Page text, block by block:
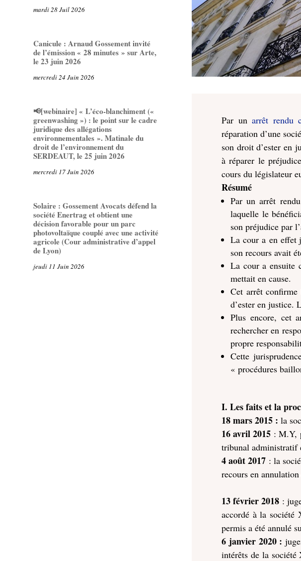
mardi 28 Juil 2026
Canicule : Arnaud Gossement invité
de l’émission « 28 minutes » sur Arte,
le 23 juin 2026
mercredi 24 Juin 2026
📢[webinaire] « L’éco-blanchiment («
greenwashing ») : le point sur le cadre
juridique des allégations
environnementales ». Matinale du
droit de l’environnement du
SERDEAUT, le 25 juin 2026
mercredi 17 Juin 2026
Solaire : Gossement Avocats défend la
société Enertrag et obtient une
décision favorable pour un parc
photovoltaïque couplé avec une activité
agricole (Cour administrative d’appel
de Lyon)
jeudi 11 Juin 2026
Par unarrêt rendu
réparation d’une
son droit d’ester en
à réparer le
cours du législateur
Résumé
Par un arrêt
laquelle le
son préjudice par
La cour a en effet
son recours avait
La cour a ensuite
mettait en cause.
Cet arrêt
d’ester en justice.
Plus encore, cet
rechercher en
propre
Cette
« procédures
I. Les faits et la
18 mars 2015 : la
16 avril 2015 : M.Y,
tribunal administratif
4 août 2017 : la
recours en
13 février 2018 :
accordé à la
permis a été annulé
6 janvier 2020 :
intérêts de la